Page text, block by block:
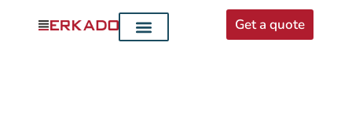
Get a quote